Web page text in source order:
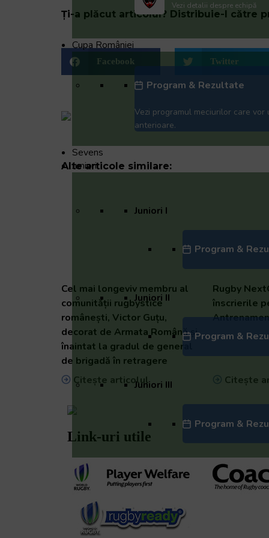
Vezi detalii despre echipă
Cupa României
Program & Rezultate
Vezi programul meciurilor care
anterioare.
Sevens
Juniori
Juniori I
Program &
Juniori II
Program &
Juniori III
Program &
Ți-a plăcut articolul? Distribuie-l către
Facebook Twitter
Alte articole similare:
Cel mai longeviv membru al
comunității rugbystice
românești, Victor Guțu,
decorat de Armata Română și
înaintat la gradul de general
de brigadă în retragere
Citește articolul
Rugby
înscrierile
Citește
Link-uri utile